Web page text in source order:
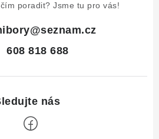
poradit? Jsme tu pro vás!
@seznam.cz
608 818 688